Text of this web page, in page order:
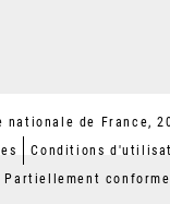
de France,
Conditions
conforme